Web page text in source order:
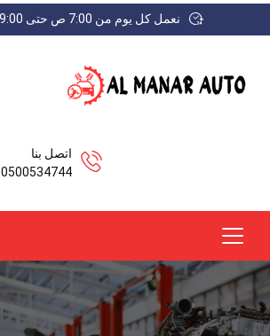
نعمل كل يوم من 7:00 ص حتى 9:00 م عدا الجمعة
اتصل بنا
0500534744